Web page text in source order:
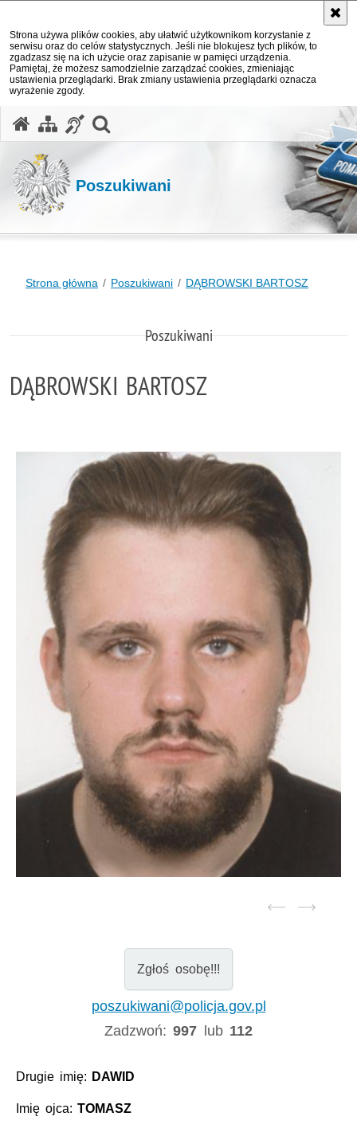
Strona używa plików cookies, aby ułatwić użytkownikom korzystanie z
serwisu oraz do celów statystycznych. Jeśli nie blokujesz tych plików, to
zgadzasz się na ich użycie oraz zapisanie w pamięci urządzenia.
Pamiętaj, że możesz samodzielnie zarządzać cookies, zmieniając
ustawienia przeglądarki. Brak zmiany ustawienia przeglądarki oznacza
wyrażenie zgody.
Poszukiwani
Strona główna Poszukiwani DĄBROWSKI BARTOSZ
Poszukiwani
DĄBROWSKI BARTOSZ
Zgłoś osobę!!!
poszukiwani@policja.gov.pl
Zadzwoń:997 lub 112
Drugie imię: DAWID
Imię ojca:TOMASZ